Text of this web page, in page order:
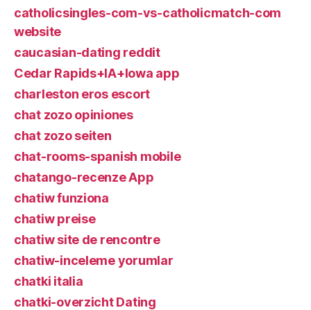
catholicsingles-com-vs-catholicmatch-com
website
caucasian-dating reddit
Cedar Rapids+IA+Iowa app
charleston eros escort
chat zozo opiniones
chat zozo seiten
chat-rooms-spanish mobile
chatango-recenze App
chatiw funziona
chatiw preise
chatiw site de rencontre
chatiw-inceleme yorumlar
chatki italia
chatki-overzicht Dating